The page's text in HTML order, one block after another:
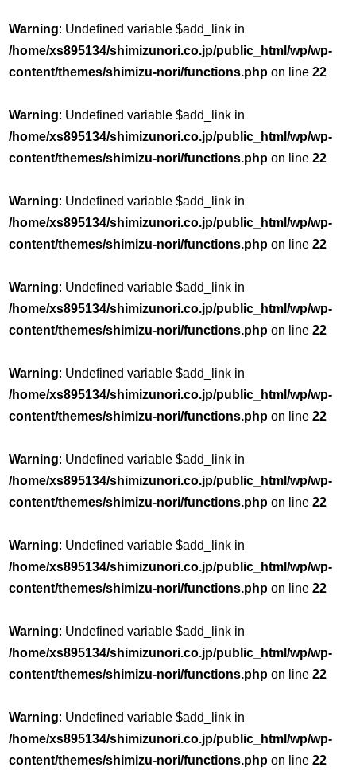
Warning: Undefined variable $add_link in
/home/xs895134/shimizunori.co.jp/public_html/wp/wp-
content/themes/shimizu-nori/functions.php on line22
Warning: Undefined variable $add_link in
/home/xs895134/shimizunori.co.jp/public_html/wp/wp-
content/themes/shimizu-nori/functions.php on line22
Warning: Undefined variable $add_link in
/home/xs895134/shimizunori.co.jp/public_html/wp/wp-
content/themes/shimizu-nori/functions.php on line22
Warning: Undefined variable $add_link in
/home/xs895134/shimizunori.co.jp/public_html/wp/wp-
content/themes/shimizu-nori/functions.php on line22
Warning: Undefined variable $add_link in
/home/xs895134/shimizunori.co.jp/public_html/wp/wp-
content/themes/shimizu-nori/functions.php on line22
Warning: Undefined variable $add_link in
/home/xs895134/shimizunori.co.jp/public_html/wp/wp-
content/themes/shimizu-nori/functions.php on line22
Warning: Undefined variable $add_link in
/home/xs895134/shimizunori.co.jp/public_html/wp/wp-
content/themes/shimizu-nori/functions.php on line22
Warning: Undefined variable $add_link in
/home/xs895134/shimizunori.co.jp/public_html/wp/wp-
content/themes/shimizu-nori/functions.php on line22
Warning: Undefined variable $add_link in
/home/xs895134/shimizunori.co.jp/public_html/wp/wp-
content/themes/shimizu-nori/functions.php on line22